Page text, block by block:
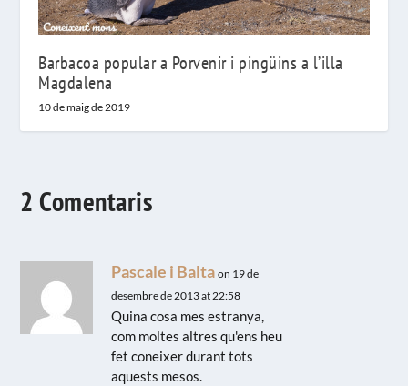
Barbacoa popular a Porvenir i pingüins a l’illa
Magdalena
10 de maig de 2019
2 Comentaris
Pascale i Balta on 19 de
desembre de 2013 at 22:58
Quina cosa mes estranya,
com moltes altres qu'ens heu
fet coneixer durant tots
aquests mesos.